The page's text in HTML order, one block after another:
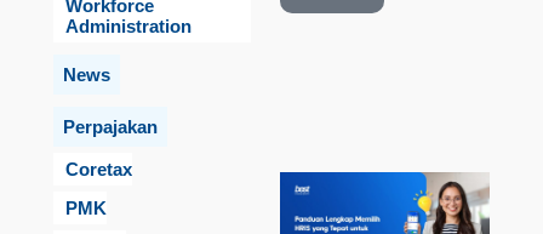
Workforce
Administration
News
Perpajakan
Coretax
PMK